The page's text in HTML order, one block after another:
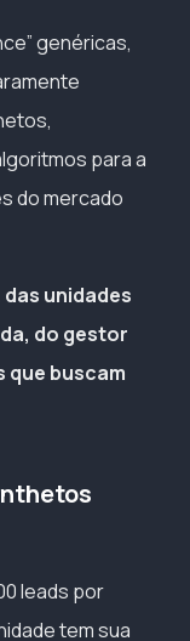
genéricas,
para a
do mercado
unidades
do gestor
buscam
leads por
tem sua